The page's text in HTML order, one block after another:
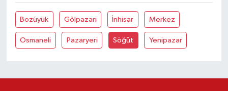
Bozüyük Gölpazari İnhisar Merkez
Osmaneli Pazaryeri Söğüt Yenipazar